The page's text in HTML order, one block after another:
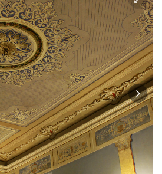
EL
FR
DE
IT
ES
RU